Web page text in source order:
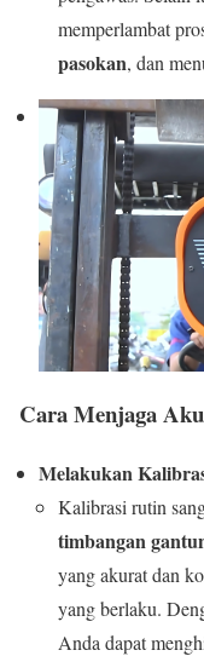
memperlambat
pasokan, dan
Cara Menjaga
Melakukan
Kalibrasi rutin
timbangan
yang akurat dan
yang berlaku.
Anda dapat